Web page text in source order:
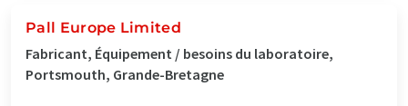
Pall Europe Limited
Fabricant, Équipement / besoins du laboratoire,
Portsmouth, Grande-Bretagne